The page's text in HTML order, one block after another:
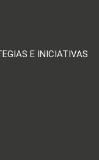
E INICIATIVAS